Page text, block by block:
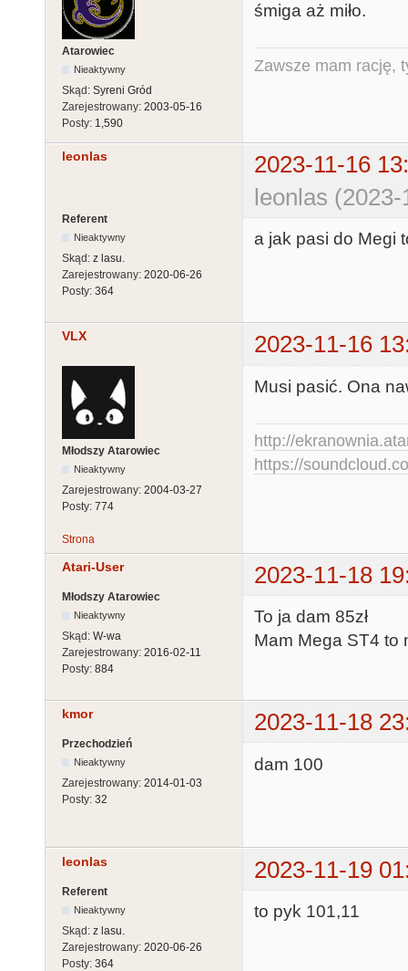
Atarowiec
Nieaktywny
Skąd: Syreni Gród
Zarejestrowany: 2003-05-16
Posty: 1,590
śmiga aż miło.
Zawsze mam rację,
leonlas
2023-11-16
leonlas
Referent
Nieaktywny
Skąd: z lasu.
Zarejestrowany: 2020-06-26
Posty: 364
a jak pasi do Megi
VLX 2023-11-16
Młodszy Atarowiec
Nieaktywny
Zarejestrowany: 2004-03-27
Posty: 774
Musi pasić. Ona
http://
https://
Strona
Atari-User 2023-11-18
Młodszy Atarowiec
Nieaktywny
Skąd: W-wa
Zarejestrowany: 2016-02-11
Posty: 884
To ja dam 85zł
Mam Mega ST4 to
kmor 2023-11-18
Przechodzień
Nieaktywny
Zarejestrowany: 2014-01-03
Posty: 32
dam 100
leonlas 2023-11-19
Referent
Nieaktywny
Skąd: z lasu.
Zarejestrowany: 2020-06-26
Posty: 364
to pyk 101,11